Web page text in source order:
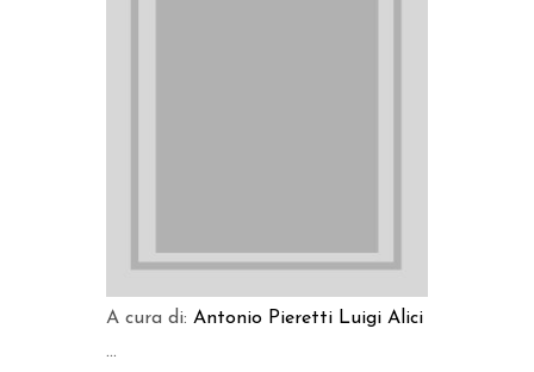
A cura di: Antonio Pieretti Luigi Alici
...